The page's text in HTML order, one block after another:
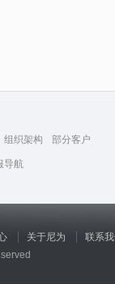
组织架构 部分客户
导航
关于尼为
联系